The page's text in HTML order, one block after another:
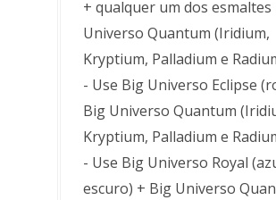
+ qualquer um dos esmaltes
Universo Quantum (Iridium,
Kryptium, Palladium e
- Use Big Universo Eclipse
Big Universo Quantum
Kryptium, Palladium e
- Use Big Universo Royal
escuro) + Big Universo